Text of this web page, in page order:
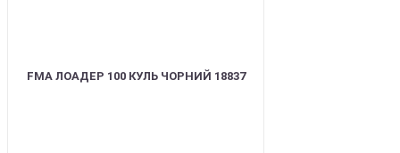
FMA ЛОАДЕР 100 КУЛЬ ЧОРНИЙ 18837